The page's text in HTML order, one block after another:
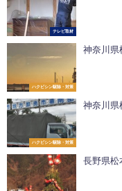
テレビ取材
ハクビシン駆除・対策
神奈川県
ハクビシン駆除・対策
神奈川県
長野県松